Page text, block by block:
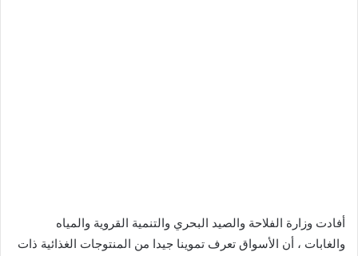
أفادت وزارة الفلاحة والصيد البحري والتنمية القروية والمياه
والغابات ، أن الأسواق تعرف تموينا جيدا من المنتوجات الغذائية ذات